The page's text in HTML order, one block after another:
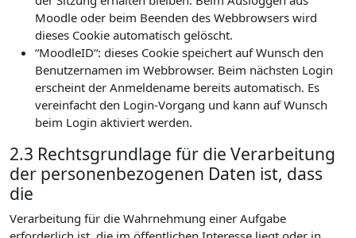
Moodle oder beim Beenden des Webbrowsers wird
dieses Cookie automatisch gelöscht.
“MoodleID“: dieses Cookie speichert auf Wunsch den
Benutzernamen im Webbrowser. Beim nächsten Login
erscheint der Anmeldename bereits automatisch. Es
vereinfacht den Login-Vorgang und kann auf Wunsch
beim Login aktiviert werden.
2.3 Rechtsgrundlage für die Verarbeitung
der personenbezogenen Daten ist, dass
die
Verarbeitung für die Wahrnehmung einer Aufgabe